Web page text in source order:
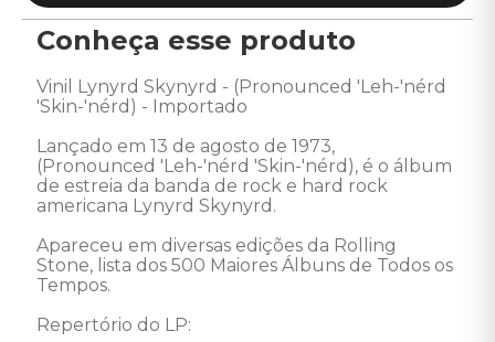
Conheça esse produto
Vinil Lynyrd Skynyrd - (Pronounced 'Leh-'nérd
'Skin-'nérd) - Importado
Lançado em 13 de agosto de 1973,
(Pronounced 'Leh-'nérd 'Skin-'nérd), é o álbum
de estreia da banda de rock e hard rock
americana Lynyrd Skynyrd.
Apareceu em diversas edições da Rolling
Stone, lista dos 500 Maiores Álbuns de Todos os
Tempos.
Repertório do LP: